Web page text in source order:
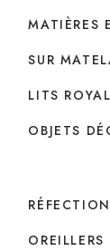
MATIÈRES
SUR
LITS
OBJETS